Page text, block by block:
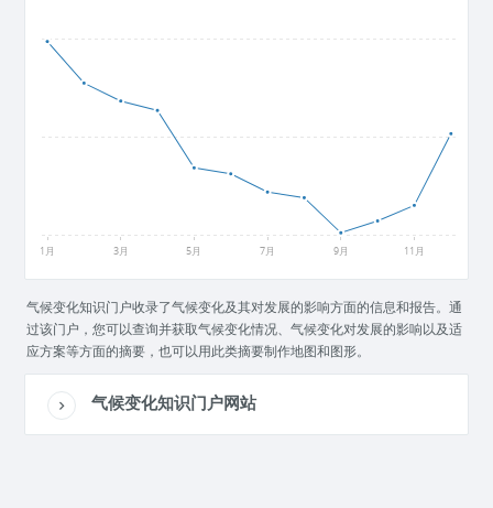
1月 3月 5月 7月 9月 11月
气候变化知识门户收录了气候变化及其对发展的影响方面的信息和报告。通
过该门户，您可以查询并获取气候变化情况、气候变化对发展的影响以及适
应方案等方面的摘要，也可以用此类摘要制作地图和图形。
气候变化知识门户网站